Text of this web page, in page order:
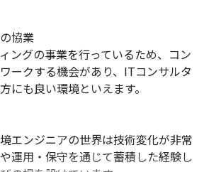
協業
ングの事業を行っているため、コン
ークする機会があり、ITコンサルタ
にも良い環境といえます。
エンジニアの世界は技術変化が非常
運用・保守を通じて蓄積した経験し